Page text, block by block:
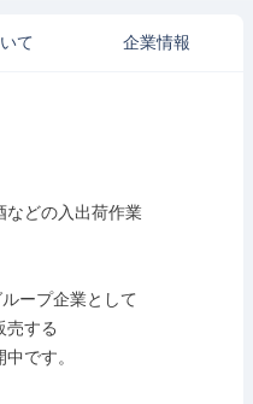
て 企業情報
などの入出荷作業
ープ企業として
売する
です。